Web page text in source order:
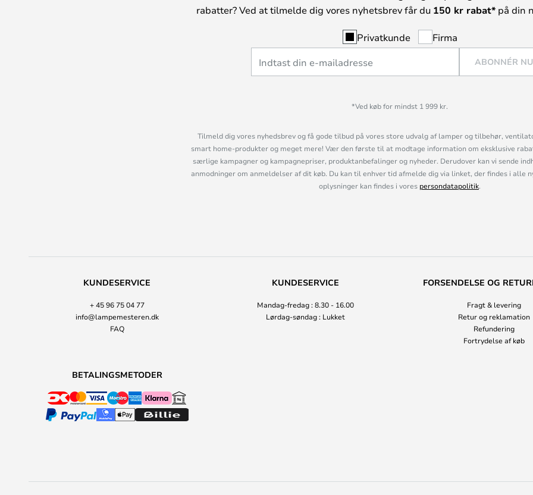
rabatter? Ved at tilmelde dig vores nyhetsbrev får du 150 kr rabat*på din
Privatkunde Firma
ABONNÉR NU
*Ved køb for mindst 1 999 kr.
Tilmeld dig vores nyhedsbrev og få gode tilbud på vores store udvalg af lamper og tilbehør,
smart home-produkter og meget mere! Vær den første til at modtage information om eksklusive
særlige kampagner og kampagnepriser, produktanbefalinger og nyheder. Derudover kan vi sende
anmodninger om anmeldelser af dit køb. Du kan til enhver tid afmelde dig via linket, der findes i alle
oplysninger kan findes i vores persondatapolitik.
KUNDESERVICE
+ 45 96 75 04 77
info@lampemesteren.dk
FAQ
KUNDESERVICE
Mandag-fredag : 8.30 - 16.00
Lørdag-søndag : Lukket
FORSENDELSE OG
Fragt & levering
Retur og reklamation
Refundering
Fortrydelse af køb
BETALINGSMETODER